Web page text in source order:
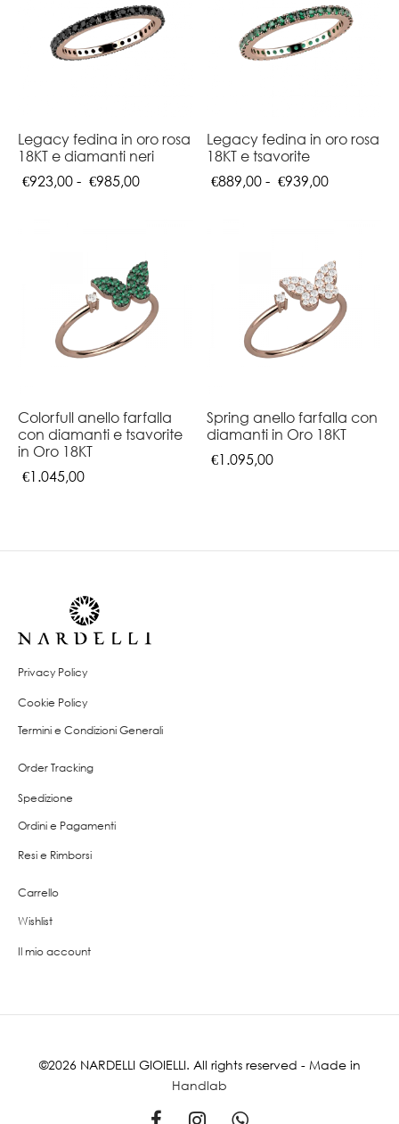
Legacy fedina in oro rosa
18KT e diamanti neri
€923,00 - €985,00Fascia
€923,00
a
€985,00
Legacy fedina in oro rosa
18KT e tsavorite
€889,00 - €939,00Fascia
€889,00
a
€939,00
Colorfull anello farfalla
con diamanti e tsavorite
in Oro 18KT
€1.045,00
Spring anello farfalla con
diamanti in Oro 18KT
€1.095,00
Privacy Policy
Cookie Policy
Termini e Condizioni Generali
Order Tracking
Spedizione
Ordini e Pagamenti
Resi e Rimborsi
Carrello
Wishlist
Il mio account
©2026 NARDELLI GIOIELLI. All rights reserved - Made in
Handlab